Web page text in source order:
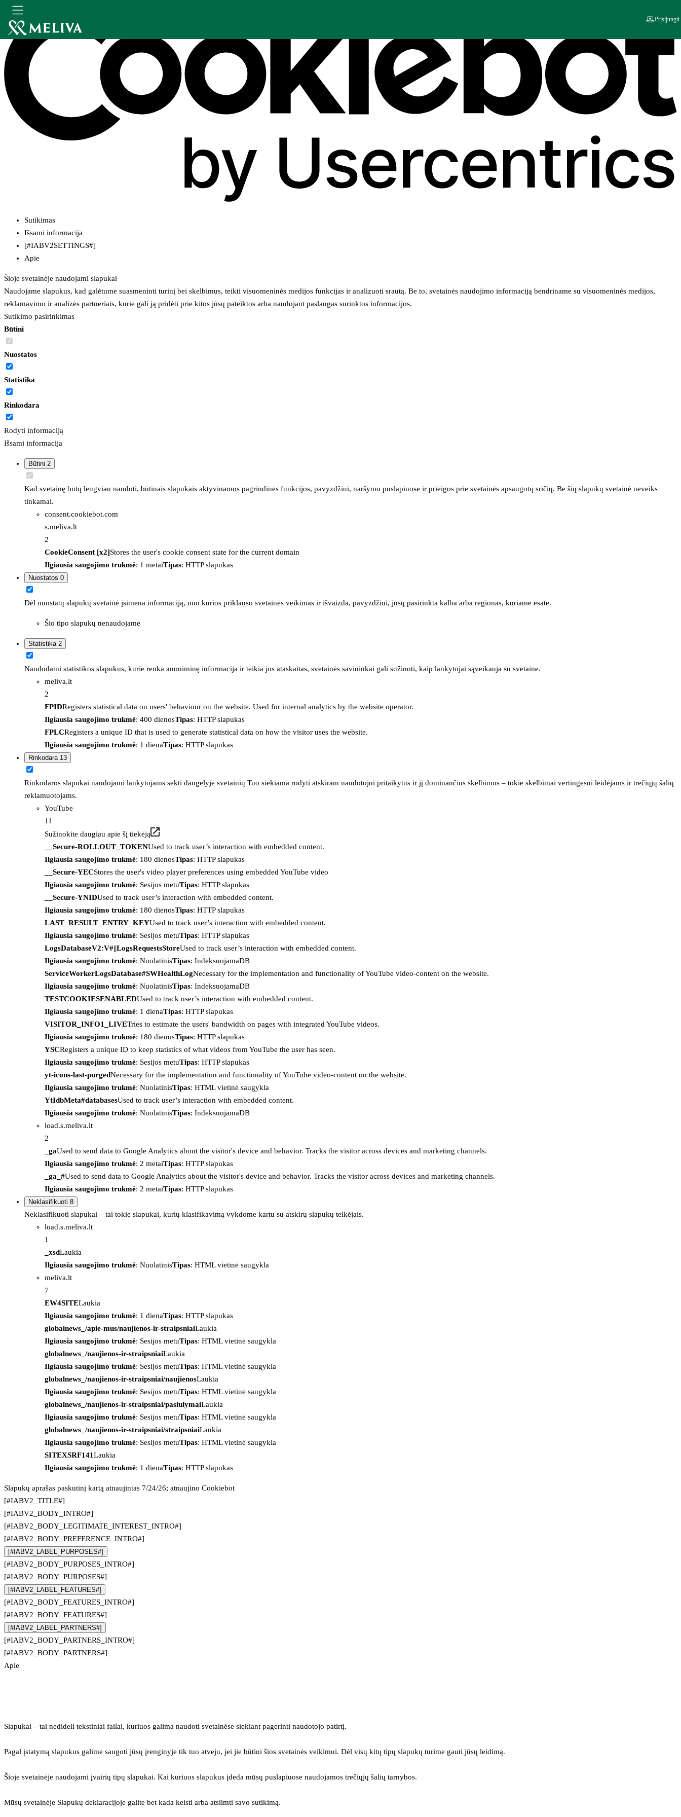
Sutikimas
Išsami informacija
[#IABV2SETTINGS#]
Apie
Šioje svetainėje naudojami slapukai
Naudojame slapukus, kad galėtume suasmeninti turinį bei skelbimus, teikti visuomeninės medijos funkcijas ir analizuoti srautą. Be to, svetainės naudojimo informaciją bendriname su visuomeninės medijos,
reklamavimo ir analizės partneriais, kurie gali ją pridėti prie kitos jūsų pateiktos arba naudojant paslaugas surinktos informacijos.
Sutikimo pasirinkimas
Būtini
Nuostatos
Statistika
Rinkodara
Rodyti informaciją
Išsami informacija
Būtini 2
Kad svetainę būtų lengviau naudoti, būtinais slapukais aktyvinamos pagrindinės funkcijos, pavyzdžiui, naršymo puslapiuose ir prieigos prie svetainės apsaugotų sričių. Be šių slapukų svetainė neveiks
tinkamai.
consent.cookiebot.com
s.meliva.lt
2
CookieConsent [x2]Stores the user's cookie consent state for the current domain
Ilgiausia saugojimo trukmė: 1 metaiTipas: HTTP slapukas
Nuostatos 0
Dėl nuostatų slapukų svetainė įsimena informaciją, nuo kurios priklauso svetainės veikimas ir išvaizda, pavyzdžiui, jūsų pasirinkta kalba arba regionas, kuriame esate.
Šio tipo slapukų nenaudojame
Statistika 2
Naudodami statistikos slapukus, kurie renka anoniminę informacija ir teikia jos ataskaitas, svetainės savininkai gali sužinoti, kaip lankytojai sąveikauja su svetaine.
meliva.lt
2
FPIDRegisters statistical data on users' behaviour on the website. Used for internal analytics by the website operator.
Ilgiausia saugojimo trukmė: 400 dienosTipas: HTTP slapukas
FPLCRegisters a unique ID that is used to generate statistical data on how the visitor uses the website.
Ilgiausia saugojimo trukmė: 1 dienaTipas: HTTP slapukas
Rinkodara 13
Rinkodaros slapukai naudojami lankytojams sekti daugelyje svetainių Tuo siekiama rodyti atskiram naudotojui pritaikytus ir jį dominančius skelbimus – tokie skelbimai vertingesni leidėjams ir trečiųjų šalių
reklamuotojams.
YouTube
11
Sužinokite daugiau apie šį tiekėją
__Secure-ROLLOUT_TOKENUsed to track user’s interaction with embedded content.
Ilgiausia saugojimo trukmė: 180 dienosTipas: HTTP slapukas
__Secure-YECStores the user's video player preferences using embedded YouTube video
Ilgiausia saugojimo trukmė: Sesijos metuTipas: HTTP slapukas
__Secure-YNIDUsed to track user’s interaction with embedded content.
Ilgiausia saugojimo trukmė: 180 dienosTipas: HTTP slapukas
LAST_RESULT_ENTRY_KEYUsed to track user’s interaction with embedded content.
Ilgiausia saugojimo trukmė: Sesijos metuTipas: HTTP slapukas
LogsDatabaseV2:V#||LogsRequestsStoreUsed to track user’s interaction with embedded content.
Ilgiausia saugojimo trukmė: NuolatinisTipas: IndeksuojamaDB
ServiceWorkerLogsDatabase#SWHealthLogNecessary for the implementation and functionality of YouTube video-content on the website.
Ilgiausia saugojimo trukmė: NuolatinisTipas: IndeksuojamaDB
TESTCOOKIESENABLEDUsed to track user’s interaction with embedded content.
Ilgiausia saugojimo trukmė: 1 dienaTipas: HTTP slapukas
VISITOR_INFO1_LIVETries to estimate the users' bandwidth on pages with integrated YouTube videos.
Ilgiausia saugojimo trukmė: 180 dienosTipas: HTTP slapukas
YSCRegisters a unique ID to keep statistics of what videos from YouTube the user has seen.
Ilgiausia saugojimo trukmė: Sesijos metuTipas: HTTP slapukas
yt-icons-last-purgedNecessary for the implementation and functionality of YouTube video-content on the website.
Ilgiausia saugojimo trukmė: NuolatinisTipas: HTML vietinė saugykla
YtIdbMeta#databasesUsed to track user’s interaction with embedded content.
Ilgiausia saugojimo trukmė: NuolatinisTipas: IndeksuojamaDB
load.s.meliva.lt
2
_gaUsed to send data to Google Analytics about the visitor's device and behavior. Tracks the visitor across devices and marketing channels.
Ilgiausia saugojimo trukmė: 2 metaiTipas: HTTP slapukas
_ga_#Used to send data to Google Analytics about the visitor's device and behavior. Tracks the visitor across devices and marketing channels.
Ilgiausia saugojimo trukmė: 2 metaiTipas: HTTP slapukas
Neklasifikuoti 8
Neklasifikuoti slapukai – tai tokie slapukai, kurių klasifikavimą vykdome kartu su atskirų slapukų teikėjais.
load.s.meliva.lt
1
_xsdLaukia
Ilgiausia saugojimo trukmė: NuolatinisTipas: HTML vietinė saugykla
meliva.lt
7
EW4SITELaukia
Ilgiausia saugojimo trukmė: 1 dienaTipas: HTTP slapukas
globalnews_/apie-mus/naujienos-ir-straipsniaiLaukia
Ilgiausia saugojimo trukmė: Sesijos metuTipas: HTML vietinė saugykla
globalnews_/naujienos-ir-straipsniaiLaukia
Ilgiausia saugojimo trukmė: Sesijos metuTipas: HTML vietinė saugykla
globalnews_/naujienos-ir-straipsniai/naujienosLaukia
Ilgiausia saugojimo trukmė: Sesijos metuTipas: HTML vietinė saugykla
globalnews_/naujienos-ir-straipsniai/pasiulymaiLaukia
Ilgiausia saugojimo trukmė: Sesijos metuTipas: HTML vietinė saugykla
globalnews_/naujienos-ir-straipsniai/straipsniaiLaukia
Ilgiausia saugojimo trukmė: Sesijos metuTipas: HTML vietinė saugykla
SITEXSRF141Laukia
Ilgiausia saugojimo trukmė: 1 dienaTipas: HTTP slapukas
Slapukų aprašas paskutinį kartą atnaujintas 7/24/26; atnaujino Cookiebot
[#IABV2_TITLE#]
[#IABV2_BODY_INTRO#]
[#IABV2_BODY_LEGITIMATE_INTEREST_INTRO#]
[#IABV2_BODY_PREFERENCE_INTRO#]
[#IABV2_LABEL_PURPOSES#]
[#IABV2_BODY_PURPOSES_INTRO#]
[#IABV2_BODY_PURPOSES#]
[#IABV2_LABEL_FEATURES#]
[#IABV2_BODY_FEATURES_INTRO#]
[#IABV2_BODY_FEATURES#]
[#IABV2_LABEL_PARTNERS#]
[#IABV2_BODY_PARTNERS_INTRO#]
[#IABV2_BODY_PARTNERS#]
Apie
Slapukai – tai nedideli tekstiniai failai, kuriuos galima naudoti svetainėse siekiant pagerinti naudotojo patirtį.
Pagal įstatymą slapukus galime saugoti jūsų įrenginyje tik tuo atveju, jei jie būtini šios svetainės veikimui. Dėl visų kitų tipų slapukų turime gauti jūsų leidimą.
Šioje svetainėje naudojami įvairių tipų slapukai. Kai kuriuos slapukus įdeda mūsų puslapiuose naudojamos trečiųjų šalių tarnybos.
Mūsų svetainėje Slapukų deklaracijoje galite bet kada keisti arba atsiimti savo sutikimą.
Prisijungti